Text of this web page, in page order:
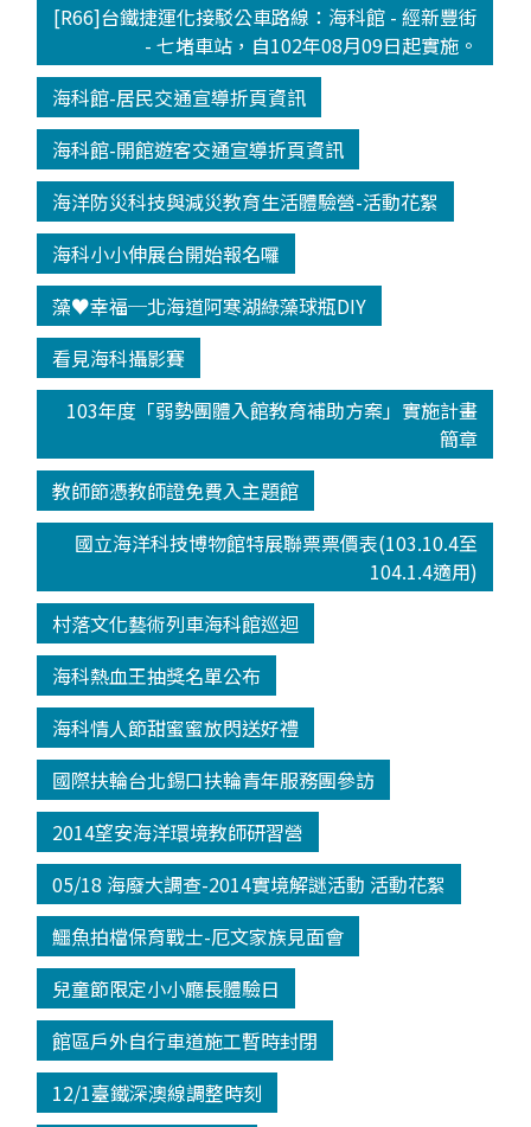
[R66]台鐵捷運化接駁公車路線：海科館 - 經新豐街
- 七堵車站，自102年08月09日起實施。
海科館-居民交通宣導折頁資訊
海科館-開館遊客交通宣導折頁資訊
海洋防災科技與減災教育生活體驗營-活動花絮
海科小小伸展台開始報名囉
藻♥幸福─北海道阿寒湖綠藻球瓶DIY
看見海科攝影賽
103年度「弱勢團體入館教育補助方案」實施計畫
簡章
教師節憑教師證免費入主題館
國立海洋科技博物館特展聯票票價表(103.10.4至
104.1.4適用)
村落文化藝術列車海科館巡迴
海科熱血王抽獎名單公布
海科情人節甜蜜蜜放閃送好禮
國際扶輪台北錫口扶輪青年服務團參訪
2014望安海洋環境教師研習營
05/18 海廢大調查-2014實境解謎活動 活動花絮
鱷魚拍檔保育戰士-厄文家族見面會
兒童節限定小小廳長體驗日
館區戶外自行車道施工暫時封閉
12/1臺鐵深澳線調整時刻